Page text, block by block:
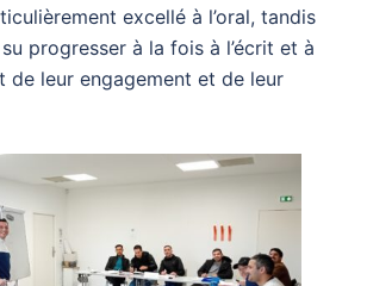
excellé à l’oral, tandis
progresser à la fois à l’écrit et à
de leur engagement et de leur